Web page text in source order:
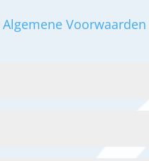
Algemene Voorwaarden